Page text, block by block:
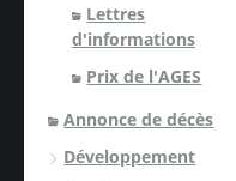
Lettres
d'informations
Prix de l'AGES
Annonce de décès
Développement